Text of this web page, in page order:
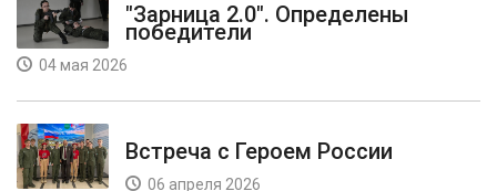
"Зарница 2.0". Определены
победители
04 мая 2026
Встреча с Героем России
06 апреля 2026